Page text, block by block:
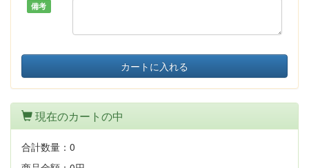
備考
カートに入れる
現在のカートの中
合計数量： 0